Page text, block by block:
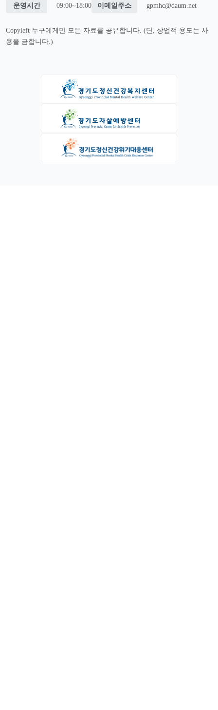
운영시간 09:00~18:00 이메일주소 gpmhc@daum.net
Copyleft 누구에게만 모든 자료를 공유합니다. (단, 상업적 용도는 사
용을 금합니다.)